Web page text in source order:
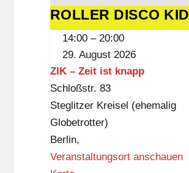
E
l
e
r
s
-
P
l
a
ROLLER
DISCO
KIDS
ROLLER DISCO
14:00 – 20:00
29. August 2026
ZIK – Zeit ist knapp
Schloßstr. 83
Steglitzer Kreisel (ehemalig
Globetrotter)
Berlin,
Veranstaltungsort anschauen